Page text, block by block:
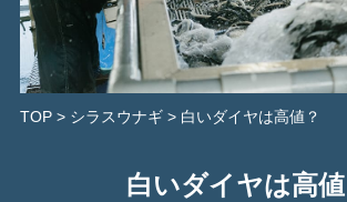
TOP> シラスウナギ> 白いダイヤは高値？
白いダイヤは高値